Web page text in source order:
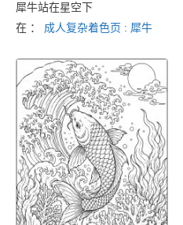
犀牛站在星空下
在 ： 成人复杂着色页 : 犀牛